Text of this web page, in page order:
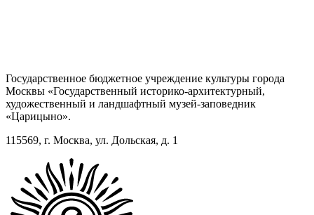
Государственное бюджетное учреждение культуры города
Москвы «Государственный историко-архитектурный,
художественный и ландшафтный музей-заповедник
«Царицыно».
115569, г. Москва, ул. Дольская, д. 1